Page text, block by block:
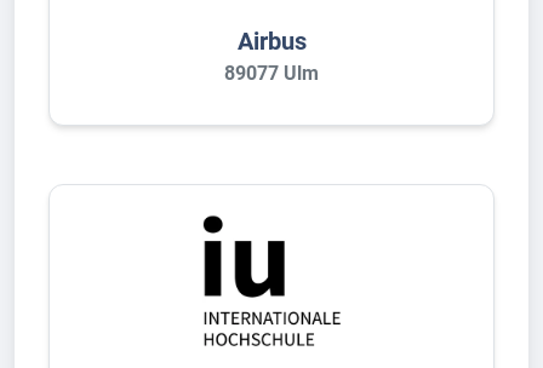
Airbus
89077 Ulm